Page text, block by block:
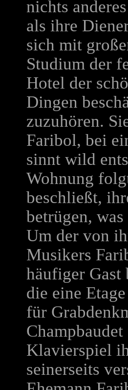
nichts
als ihre
sich mit
Studium der
Hotel der
Dingen
zuzuhören.
Faribol, bei
sinnt wild
Wohnung
beschließt,
betrügen,
Um der von
Musikers
häufiger Gast
die eine
für
Klavierspiel
seinerseits